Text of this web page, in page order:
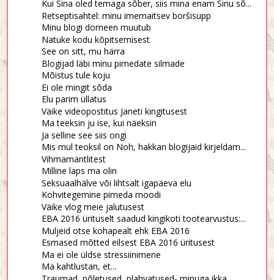
Kui Sina oled temaga sõber, siis mina enam Sinu sõ...
Retseptisahtel: minu imemaitsev boršisupp
Minu blogi domeen muutub
Natuke kodu kõpitsemisest
See on sitt, mu härra
Blogijad läbi minu pimedate silmade
Mõistus tule koju
Ei ole mingit sõda
Elu parim üllatus
Väike videopostitus Janeti kingitusest
Ma teeksin ju ise, kui näeksin
Ja selline see siis ongi
Mis mul teoksil on Noh, hakkan blogijaid kirjeldam...
Vihmamantlitest
Milline laps ma olin
Seksuaalhälve või lihtsalt igapäeva elu
Kohvitegemine pimeda moodi
Väike vlog meie jalutusest
EBA 2016 ürituselt saadud kingikoti tootearvustus:...
Muljeid otse kohapealt ehk EBA 2016
Esmased mõtted eilsest EBA 2016 üritusest
Ma ei ole üldse stressiinimene
Ma kahtlustan, et...